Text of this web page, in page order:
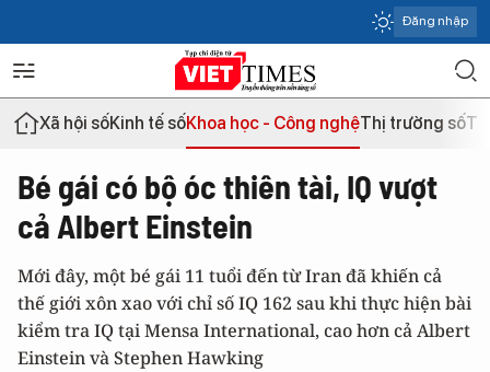
Đăng nhập
Xã hội sốKinh tế sốKhoa học - Công nghệThị trường số
Bé gái có bộ óc thiên tài, IQ vượt
cả Albert Einstein
Mới đây, một bé gái 11 tuổi đến từ Iran đã khiến cả
thế giới xôn xao với chỉ số IQ 162 sau khi thực hiện bài
kiểm tra IQ tại Mensa International, cao hơn cả Albert
Einstein và Stephen Hawking